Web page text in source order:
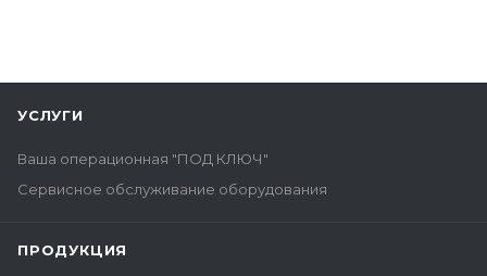
УСЛУГИ
Ваша операционная "ПОД КЛЮЧ"
Сервисное обслуживание оборудования
ПРОДУКЦИЯ